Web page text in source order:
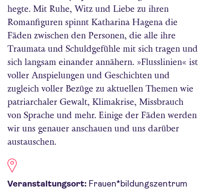
hegte. Mit Ruhe, Witz und Liebe zu ihren
Romanfiguren spinnt Katharina Hagena die
Fäden zwischen den Personen, die alle ihre
Traumata und Schuldgefühle mit sich tragen und
sich langsam einander annähern. »Flusslinien« ist
voller Anspielungen und Geschichten und
zugleich voller Bezüge zu aktuellen Themen wie
patriarchaler Gewalt, Klimakrise, Missbrauch
von Sprache und mehr. Einige der Fäden werden
wir uns genauer anschauen und uns darüber
austauschen.
Veranstaltungsort: Frauen*bildungszentrum